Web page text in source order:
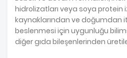
hidrolizatları veya soya protein
kaynaklarından ve doğumdan
beslenmesi için uygunluğu
diğer gıda bileşenlerinden